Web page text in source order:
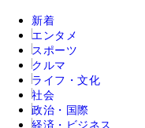
新着
エンタメ
スポーツ
クルマ
ライフ・文化
社会
政治・国際
経済・ビジネス